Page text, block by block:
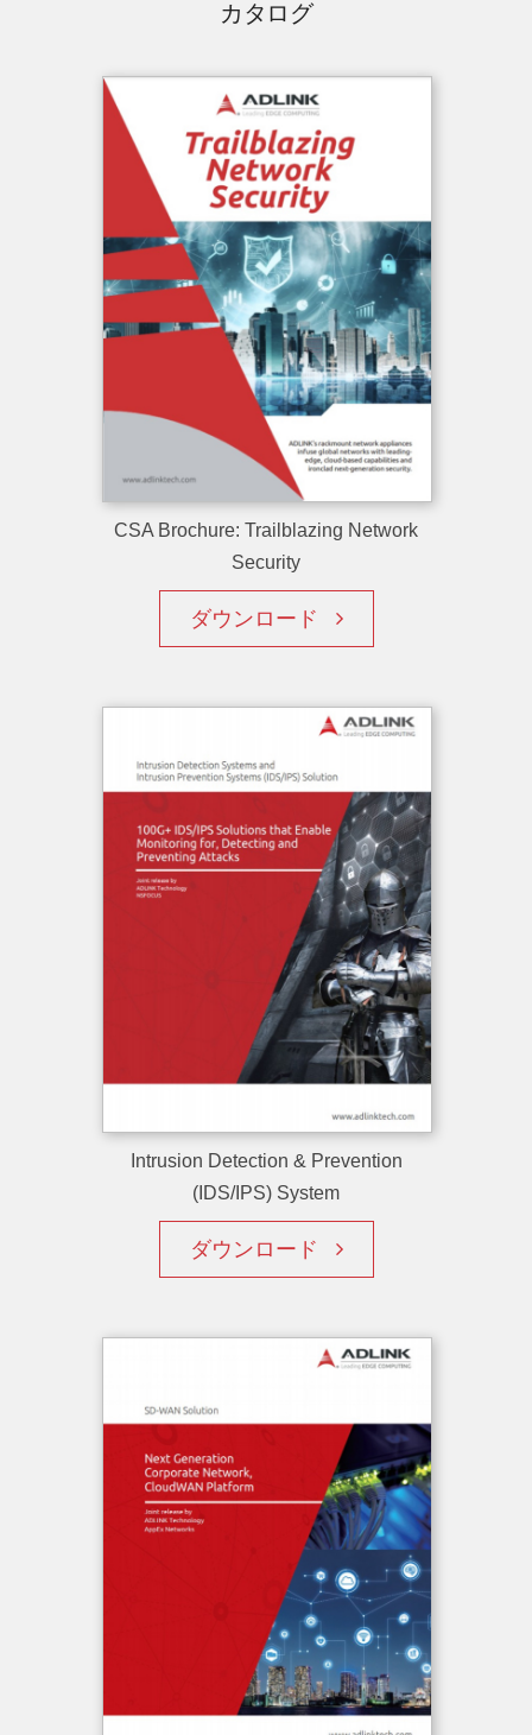
カタログ
CSA Brochure: Trailblazing Network
Security
ダウンロード
Intrusion Detection & Prevention
(IDS/IPS) System
ダウンロード